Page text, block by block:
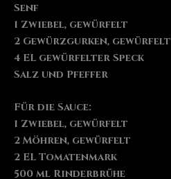
Senf
1 Zwiebel, gewürfelt
2 Gewürzgurken, gewürfelt
4 EL gewürfelter Speck
Salz und Pfeffer
Für die Sauce:
1 Zwiebel, gewürfelt
2 Möhren, gewürfelt
2 EL Tomatenmark
500 ml Rinderbrühe